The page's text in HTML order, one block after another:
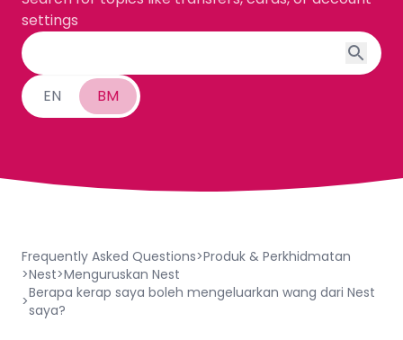
settings
EN BM
Frequently Asked Questions>Produk & Perkhidmatan
>Nest>Menguruskan Nest
>Berapa kerap saya boleh mengeluarkan wang dari Nest
saya?